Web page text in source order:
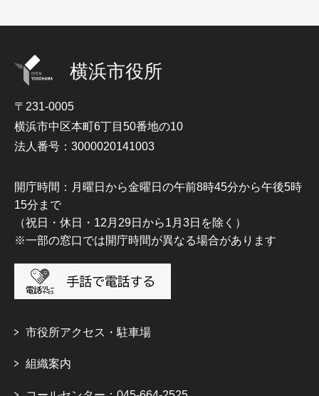
横浜市役所
〒231-0005
横浜市中区本町6丁目50番地の10
法人番号：3000020141003
開庁時間：月曜日から金曜日の午前8時45分から午後5時
15分まで
（祝日・休日・12月29日から1月3日を除く）
※一部の窓口では開庁時間が異なる場合があります
市役所アクセス・駐車場
組織案内